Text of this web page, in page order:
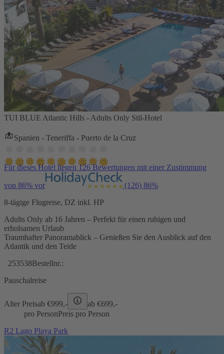
TUI BLUE Atlantic Hills - Adults Only Stil-Hotel
Spanien - Teneriffa - Puerto de la Cruz
Für dieses Hotel liegen 126 Bewertungen mit einer Zustimmung
von 86% vor (126) 86%
8-tägige Flugreise, DZ inkl. HP
Adults Only ab 16 Jahren – Perfekt für einen ruhigen und
erholsamen Urlaub
Traumhafter Panoramablick – Genießen Sie den Ausblick auf den
Atlantik und den Teide
253538Bestellnr.:
Pauschalreise
Alter Preisab €999,- ab €699,-
pro PersonPreis pro Person
R2 Lago Playa Park